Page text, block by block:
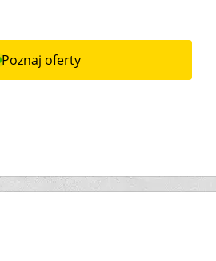
Poznaj oferty